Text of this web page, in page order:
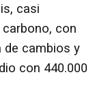
casi
con
de cambios y
con 440.000